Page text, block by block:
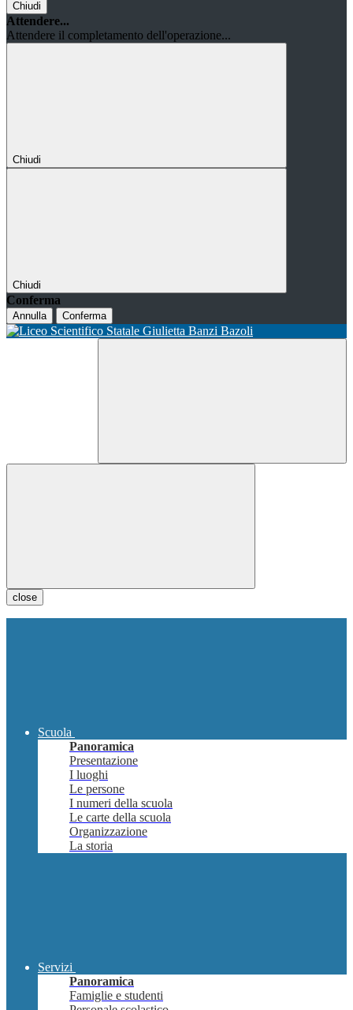
Chiudi
Attendere...
Attendere il completamento dell'operazione...
Chiudi
Chiudi
Conferma
Annulla Conferma
close
Scuola
Panoramica
Presentazione
I luoghi
Le persone
I numeri della scuola
Le carte della scuola
Organizzazione
La storia
Servizi
Panoramica
Famiglie e studenti